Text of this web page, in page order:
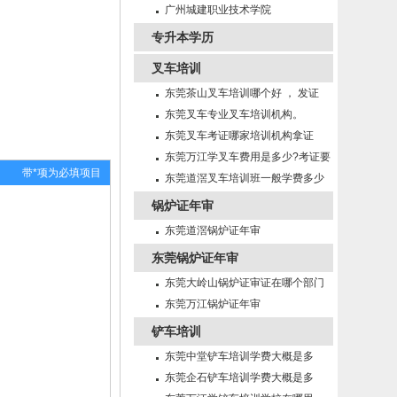
带*项为必填项目
招生
广州城建职业技术学院
专升本学历
叉车培训
东莞茶山叉车培训哪个好 ， 发证
快！
东莞叉车专业叉车培训机构。
东莞叉车考证哪家培训机构拿证
快！
东莞万江学叉车费用是多少?考证要
多久?
东莞道滘叉车培训班一般学费多少
锅炉证年审
东莞道滘锅炉证年审
东莞锅炉证年审
东莞大岭山锅炉证审证在哪个部门
年审
东莞万江锅炉证年审
铲车培训
东莞中堂铲车培训学费大概是多
少？
东莞企石铲车培训学费大概是多